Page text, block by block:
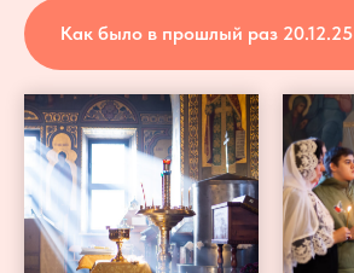
Как было в прошлый раз 20.12.25